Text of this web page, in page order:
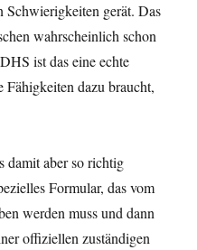
gerät. Das
wahrscheinlich schon
ist das eine echte
dazu braucht,
damit aber so richtig
Formular, das vom
werden muss und dann
offiziellen zuständigen